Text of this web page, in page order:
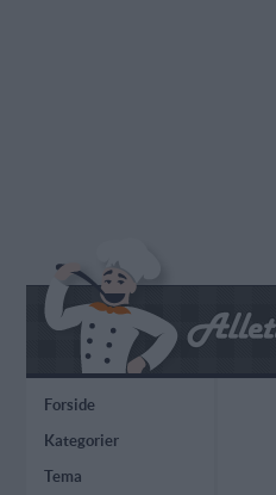
Forside
Kategorier
Tema